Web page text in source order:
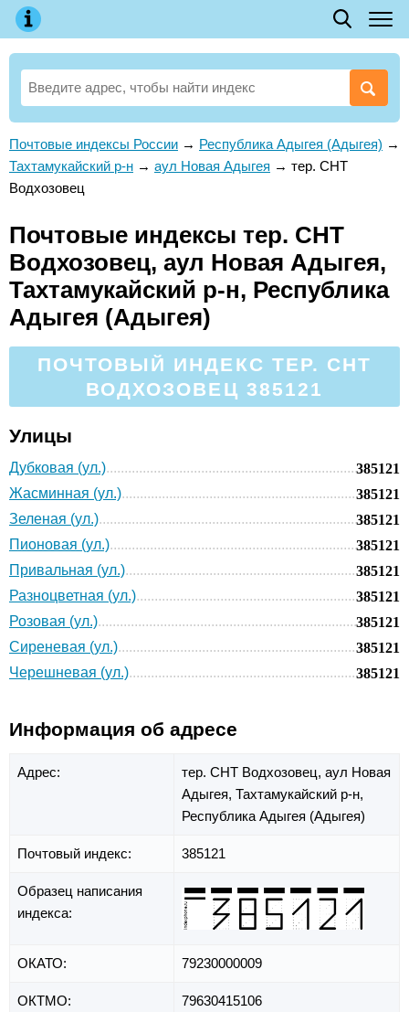
Почтовые индексы России → Республика Адыгея (Адыгея) →
Тахтамукайский р-н → аул Новая Адыгея → тер. СНТ
Водхозовец
Почтовые индексы тер. СНТ
Водхозовец, аул Новая Адыгея,
Тахтамукайский р-н, Республика
Адыгея (Адыгея)
ПОЧТОВЫЙ ИНДЕКС ТЕР. СНТ
ВОДХОЗОВЕЦ 385121
Улицы
Дубковая (ул.)
385121
Жасминная (ул.)
385121
Зеленая (ул.)
385121
Пионовая (ул.)
385121
Привальная (ул.)
385121
Разноцветная (ул.)
385121
Розовая (ул.)
385121
Сиреневая (ул.)
385121
Черешневая (ул.)
385121
Информация об адресе
Адрес: тер. СНТ Водхозовец, аул Новая
Адыгея, Тахтамукайский р-н,
Республика Адыгея (Адыгея)
Почтовый индекс: 385121
Образец написания
индекса:
ОКАТО: 79230000009
ОКТМО: 79630415106